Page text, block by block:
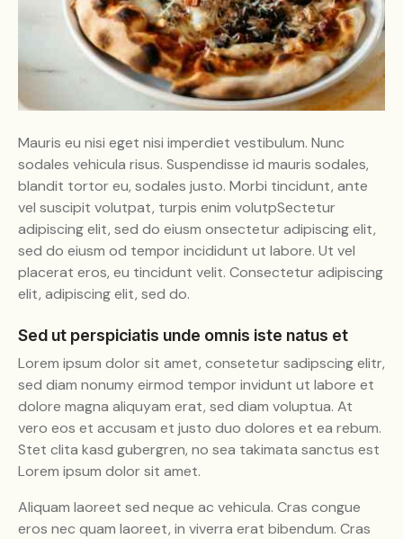
Mauris eu nisi eget nisi imperdiet vestibulum. Nunc
sodales vehicula risus. Suspendisse id mauris sodales,
blandit tortor eu, sodales justo. Morbi tincidunt, ante
vel suscipit volutpat, turpis enim volutpSectetur
adipiscing elit, sed do eiusm onsectetur adipiscing elit,
sed do eiusm od tempor incididunt ut labore. Ut vel
placerat eros, eu tincidunt velit. Consectetur adipiscing
elit, adipiscing elit, sed do.
Sed ut perspiciatis unde omnis iste natus et
Lorem ipsum dolor sit amet, consetetur sadipscing elitr,
sed diam nonumy eirmod tempor invidunt ut labore et
dolore magna aliquyam erat, sed diam voluptua. At
vero eos et accusam et justo duo dolores et ea rebum.
Stet clita kasd gubergren, no sea takimata sanctus est
Lorem ipsum dolor sit amet.
Aliquam laoreet sed neque ac vehicula. Cras congue
eros nec quam laoreet, in viverra erat bibendum. Cras